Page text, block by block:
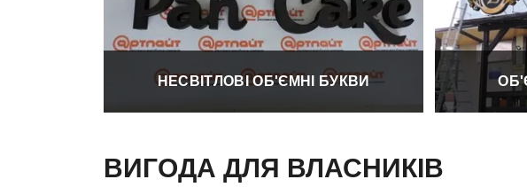
НЕСВІТЛОВІ ОБ'ЄМНІ БУКВИ
ВИГОДА ДЛЯ ВЛАСНИКІВ